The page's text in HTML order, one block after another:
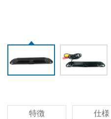
特徴 仕様